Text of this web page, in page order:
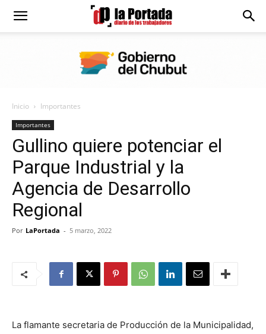
Diario
Portada
Inicio Importantes
Importantes
Gullino quiere potenciar el
Parque Industrial y la
Agencia de Desarrollo
Regional
Por LaPortada - 5 marzo, 2022
La flamante secretaria de Producción de la Municipalidad,